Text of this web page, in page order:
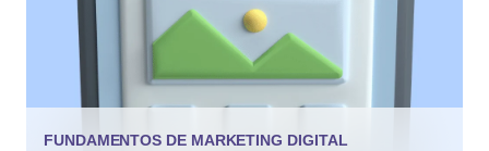
FUNDAMENTOS DE MARKETING DIGITAL